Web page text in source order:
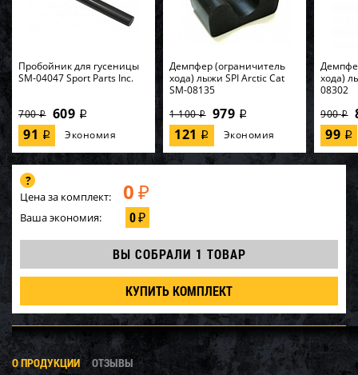
Пробойник для гусеницы
SM-04047 Sport Parts Inc.
700i 609 i
91 i Экономия
Демпфер (ограничитель
хода) лыжи SPI Arctic Cat
SM-08135
1 100i 979 i
121 i Экономия
хода)
08302
900i
99 i
Цена за комплект: 0 ₽
Ваша экономия: 0₽
ВЫ СОБРАЛИ 1 ТОВАР
КУПИТЬ КОМПЛЕКТ
О ПРОДУКЦИИ ОТЗЫВЫ